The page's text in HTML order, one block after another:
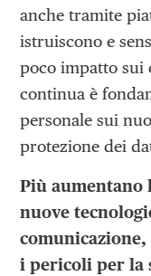
anche tramite
istruiscono e
poco impatto sui
continua è
personale sui
protezione dei
Più
nuove
i pericoli per la